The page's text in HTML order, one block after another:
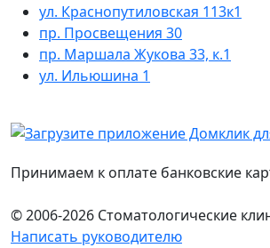
ул. Краснопутиловская 113к1
пр. Просвещения 30
пр. Маршала Жукова 33, к.1
ул. Ильюшина 1
Принимаем к оплате банковские
© 2006-2026 Стоматологические
Написать руководителю